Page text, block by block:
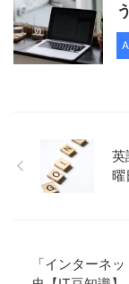
英
曜
「インターネ